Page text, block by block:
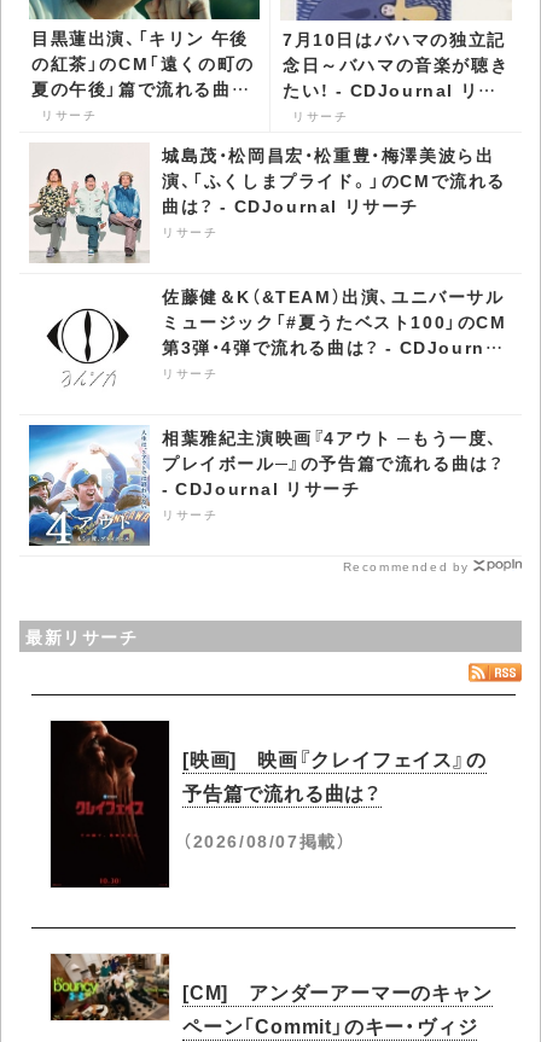
目黒蓮出演、「キリン 午後
の紅茶」のCM「遠くの町の
夏の午後」篇で流れる曲
は？ - CDJournal リサー
チ
リサーチ
7月10日はバハマの独立記
念日～バハマの音楽が聴き
たい！ - CDJournal リサ
ーチ
リサーチ
城島茂・松岡昌宏・松重豊・梅澤美波ら出
演、「ふくしまプライド。」のCMで流れる
曲は？ - CDJournal リサーチ
リサーチ
佐藤健＆K（&TEAM）出演、ユニバーサル
ミュージック「#夏うたベスト100」のCM
第3弾・4弾で流れる曲は？ - CDJournal
リサーチ
リサーチ
相葉雅紀主演映画『4アウト ─もう一度、
プレイボール─』の予告篇で流れる曲は？
- CDJournal リサーチ
リサーチ
Recommended by
最新リサーチ
[映画] 映画『クレイフェイス』の
予告篇で流れる曲は？
（2026/08/07掲載）
[CM] アンダーアーマーのキャン
ペーン「Commit」のキー・ヴィジ